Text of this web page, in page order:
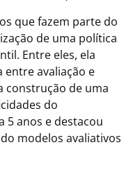
que fazem parte do
de uma política
Entre eles, ela
entre avaliação e
construção de uma
do
5 anos e destacou
modelos avaliativos